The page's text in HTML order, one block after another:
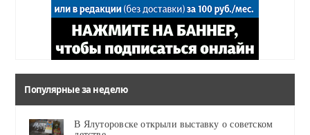
Популярные за неделю
В Ялуторовске открыли выставку о советском